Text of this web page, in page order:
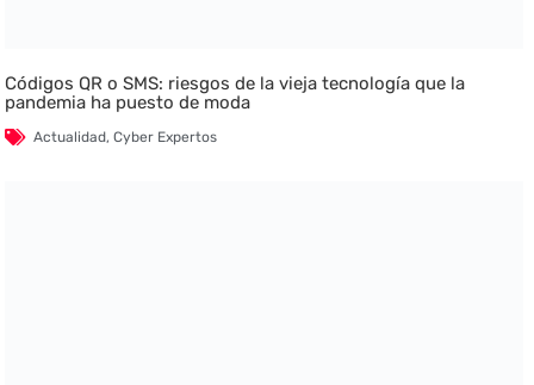
Códigos QR o SMS: riesgos de la vieja tecnología que la
pandemia ha puesto de moda
Actualidad,Cyber Expertos